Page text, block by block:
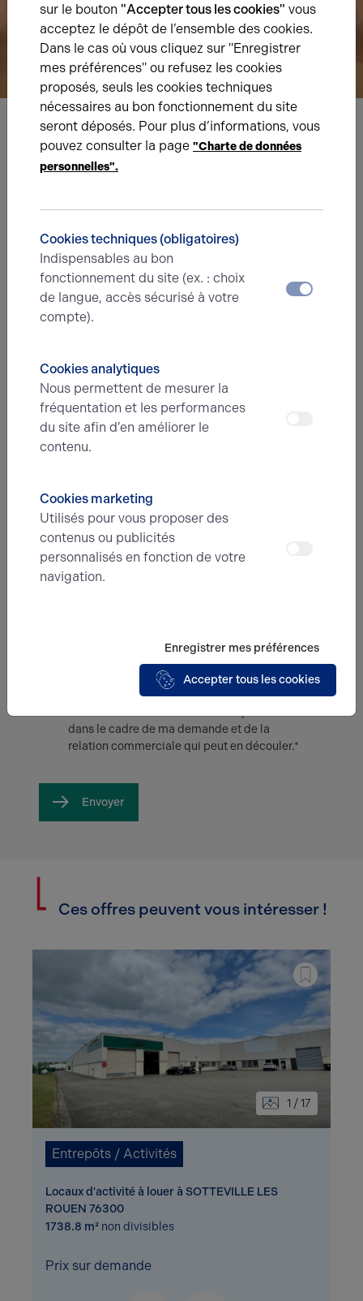
Nous avons hâte de vous lire,
prenez contact !
Nom*
Prénom*
N° de téléphone*
En soumettant ce formulaire, j'accepte que
dans le cadre de ma demande et de la
relation commerciale qui peut en découler.*
Envoyer
Ces offres peuvent vous intéresser !
1 / 17
Entrepôts / Activités
Locaux d'activité à louer à SOTTEVILLE LES
ROUEN 76300
1738.8 m² non divisibles
Prix sur demande
sur le bouton "Accepter tous les cookies" vous
acceptez le dépôt de l’ensemble des cookies.
Dans le cas où vous cliquez sur "Enregistrer
mes préférences" ou refusez les cookies
proposés, seuls les cookies techniques
nécessaires au bon fonctionnement du site
seront déposés. Pour plus d’informations, vous
pouvez consulter la page "Charte de données
personnelles".
Cookies techniques (obligatoires)
Indispensables au bon
fonctionnement du site (ex. : choix
de langue, accès sécurisé à votre
compte).
Cookies analytiques
Nous permettent de mesurer la
fréquentation et les performances
du site afin d’en améliorer le
contenu.
Cookies marketing
Utilisés pour vous proposer des
contenus ou publicités
personnalisés en fonction de votre
navigation.
Enregistrer mes préférences
Accepter tous les cookies